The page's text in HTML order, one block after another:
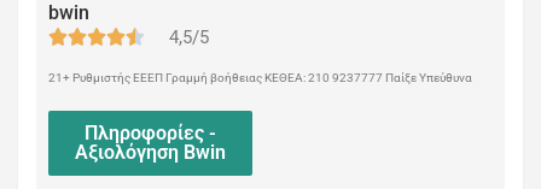
bwin
4,5/5
21+ Ρυθμιστής ΕΕΕΠ Γραμμή βοήθειας ΚΕΘΕΑ: 210 9237777 Παίξε Υπεύθυνα
Πληροφορίες -
Αξιολόγηση Bwin